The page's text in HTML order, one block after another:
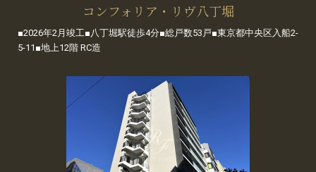
コンフォリア・リヴ八丁堀
■2026年2月竣工■八丁堀駅徒歩4分■総戸数53戸■東京都中央区入船2-
5-11■地上12階 RC造